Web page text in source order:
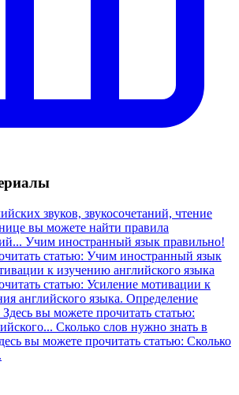
звуков, звукосочетаний, чтение
вы можете найти правила
Учим иностранный язык правильно!
статью: Учим иностранный язык
к изучению английского языка
статью: Усиление мотивации к
английского языка. Определение
Здесь вы можете прочитать статью:
Сколько слов нужно знать в
вы можете прочитать статью: Сколько